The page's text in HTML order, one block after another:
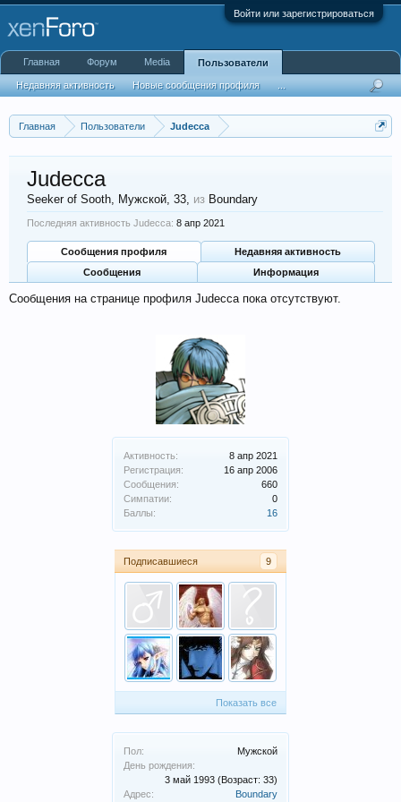
Войти или зарегистрироваться
Главная Пользователи Judecca
Активность:
8 апр 2021
Регистрация:
16 апр 2006
Сообщения:
660
Симпатии:
0
Баллы:
16
Подписавшиеся 9
Показать все
Пол:
Мужской
День рождения:
3 май 1993 (Возраст: 33)
Адрес:
Boundary
Judecca
Seeker of Sooth, Мужской, 33, из Boundary
Последняя активность Judecca: 8 апр 2021
Сообщения профиля
Недавняя активность
Сообщения
Информация
Сообщения на странице профиля Judecca пока отсутствуют.
Главная Форум Media Пользователи
Недавняя активность Новые сообщения профиля